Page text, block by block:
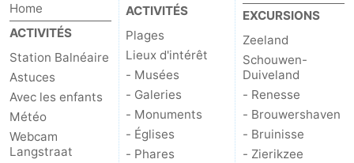
Home
ACTIVITÉS
Station Balnéaire
Astuces
Avec les enfants
Météo
Webcam
Langstraat
ACTIVITÉS
Plages
Lieux d'intérêt
- Musées
- Galeries
- Monuments
- Églises
- Phares
EXCURSIONS
Zeeland
Schouwen-
Duiveland
- Renesse
- Brouwershaven
- Bruinisse
- Zierikzee